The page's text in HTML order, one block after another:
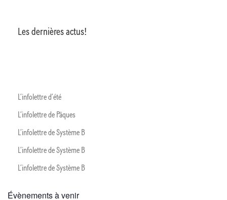
Les dernières actus!
L’infolettre d’été
L’infolettre de Pâques
L’infolettre de Système B
L’infolettre de Système B
L’infolettre de Système B
Évènements à venir